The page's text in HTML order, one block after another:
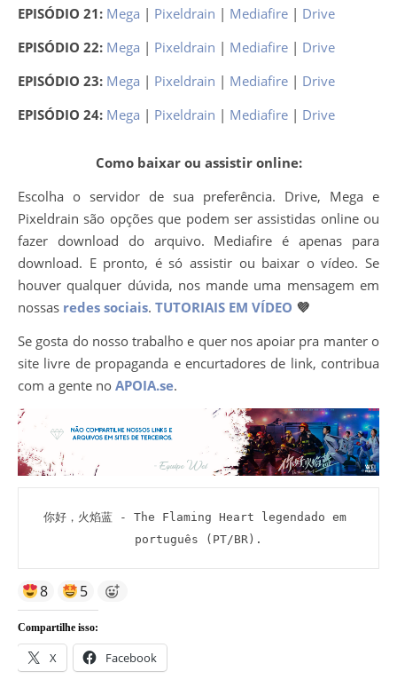
EPISÓDIO 21: Mega | Pixeldrain | Mediafire | Drive
EPISÓDIO 22: Mega | Pixeldrain | Mediafire | Drive
EPISÓDIO 23: Mega | Pixeldrain | Mediafire | Drive
EPISÓDIO 24: Mega | Pixeldrain | Mediafire | Drive
Como baixar ou assistir online:
Escolha o servidor de sua preferência. Drive, Mega e
Pixeldrain são opções que podem ser assistidas online ou
fazer download do arquivo. Mediafire é apenas para
download. E pronto, é só assistir ou baixar o vídeo. Se
houver qualquer dúvida, nos mande uma mensagem em
nossas redes sociais. TUTORIAIS EM VÍDEO 💜
Se gosta do nosso trabalho e quer nos apoiar pra manter o
site livre de propaganda e encurtadores de link, contribua
com a gente no APOIA.se.
你好，火焰蓝 - The Flaming Heart legendado em
português (PT/BR).
8 5
Compartilhe isso:
X Facebook